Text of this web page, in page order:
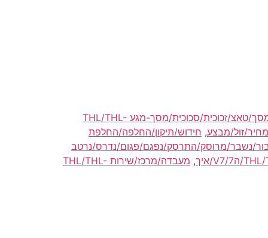
החלפה/החלפת/תיקון/תיקוני/תיקונים מסך/טאצ/זכוכית/סכוכית/מסך-מגע THL/THL-
, חידוש/תיקון/החלפה/החלפת
נשבר/מרוסק/התרסק/נפגם/פגום/נדרס/נרטב
,
מעבדה/מרכז/שירות THL/THL-